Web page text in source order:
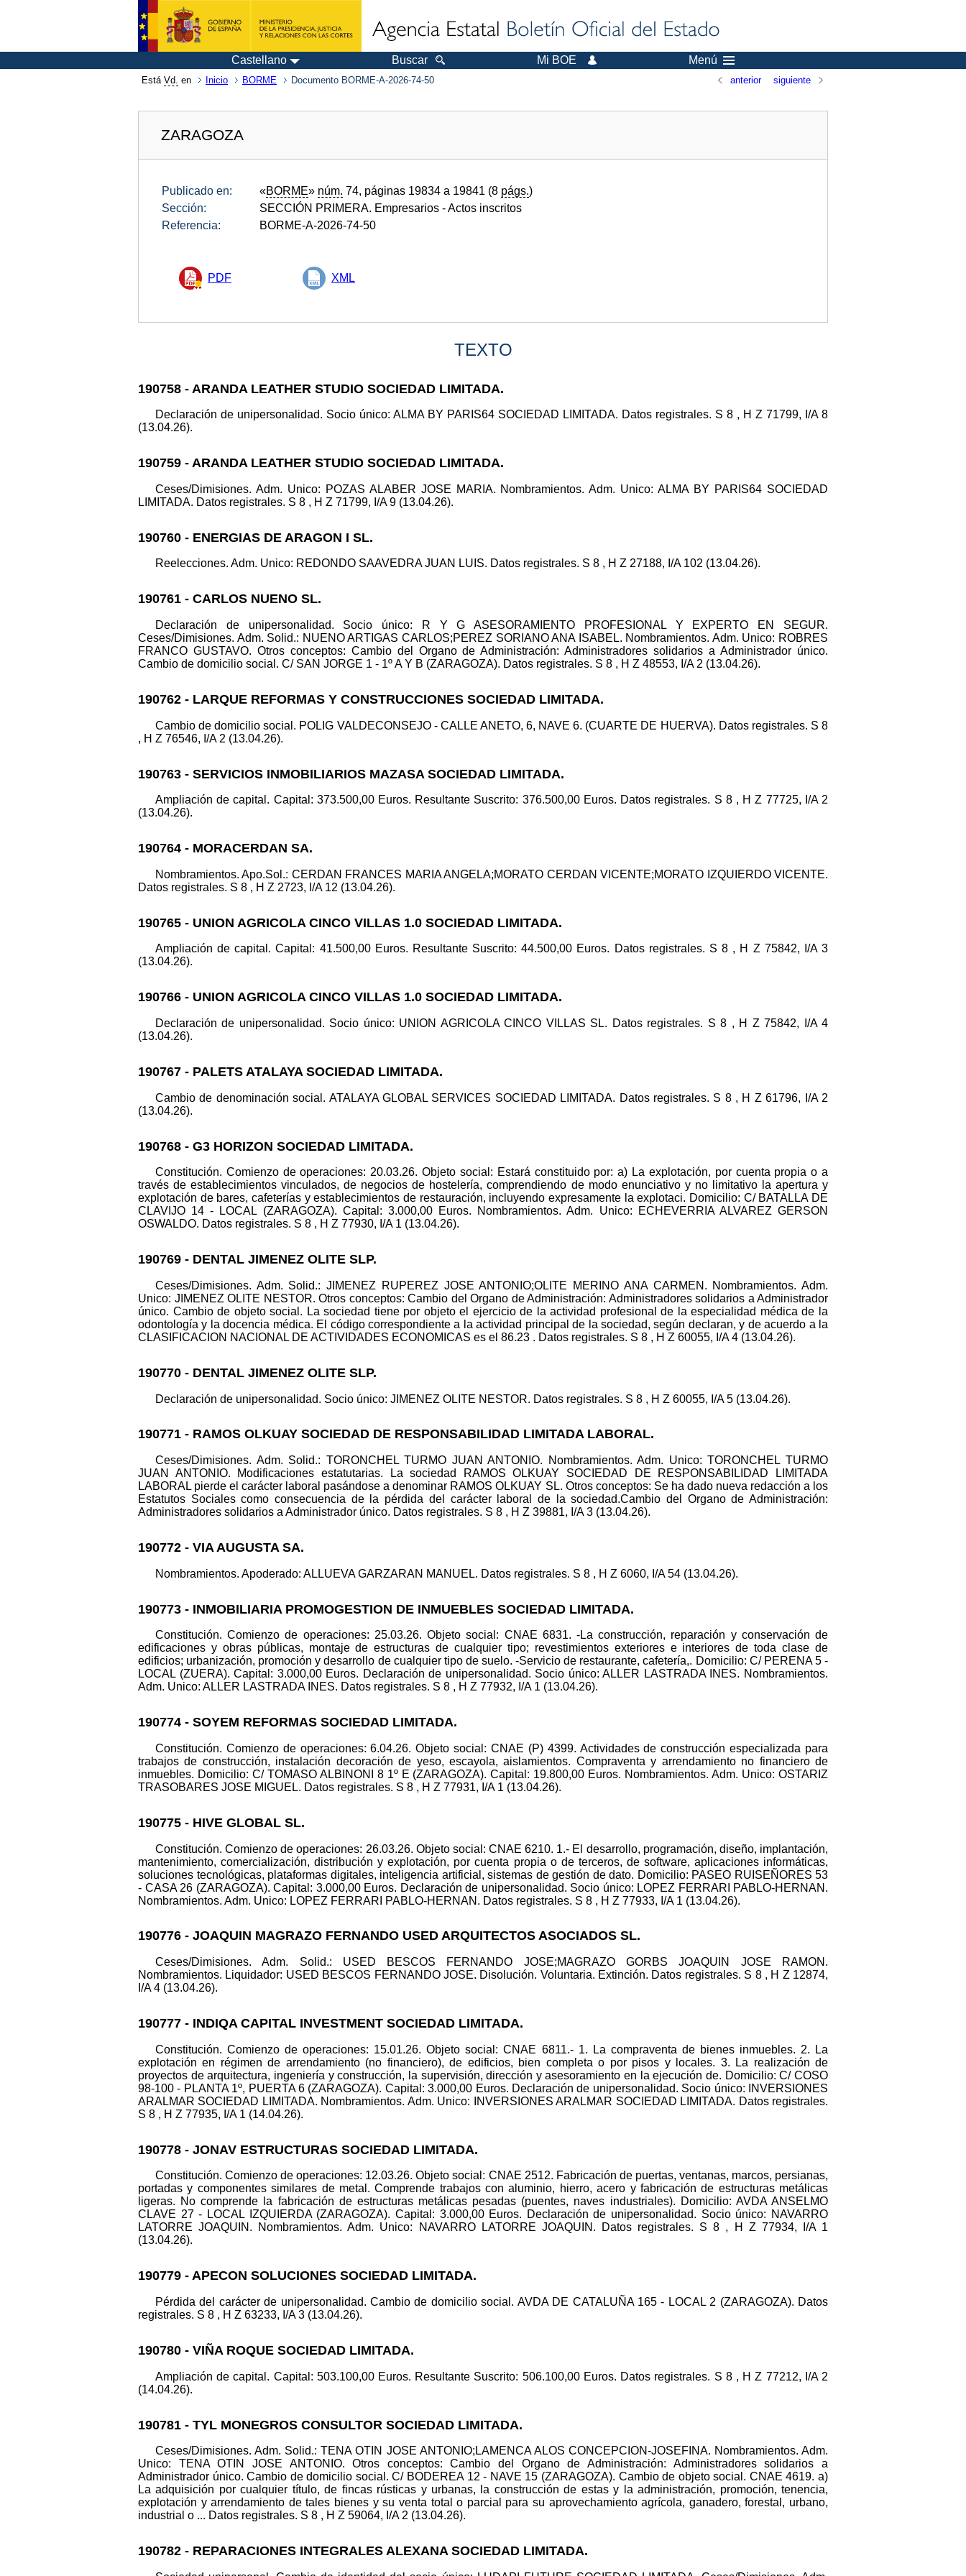
Castellano Buscar Mi BOE Menú
Está Vd. en Inicio BORME Documento BORME-A-2026-74-50 anterior siguiente
ZARAGOZA
Publicado en: «BORME» núm. 74, páginas 19834 a 19841 (8 págs.)
Sección:
SECCIÓN PRIMERA. Empresarios - Actos inscritos
Referencia:
BORME-A-2026-74-50
PDF XML
TEXTO
190758 - ARANDA LEATHER STUDIO SOCIEDAD LIMITADA.
Declaración de unipersonalidad. Socio único: ALMA BY PARIS64 SOCIEDAD LIMITADA. Datos registrales. S 8 , H Z 71799, I/A 8
(13.04.26).
190759 - ARANDA LEATHER STUDIO SOCIEDAD LIMITADA.
Ceses/Dimisiones. Adm. Unico: POZAS ALABER JOSE MARIA. Nombramientos. Adm. Unico: ALMA BY PARIS64 SOCIEDAD
LIMITADA. Datos registrales. S 8 , H Z 71799, I/A 9 (13.04.26).
190760 - ENERGIAS DE ARAGON I SL.
Reelecciones. Adm. Unico: REDONDO SAAVEDRA JUAN LUIS. Datos registrales. S 8 , H Z 27188, I/A 102 (13.04.26).
190761 - CARLOS NUENO SL.
Declaración de unipersonalidad. Socio único: R Y G ASESORAMIENTO PROFESIONAL Y EXPERTO EN SEGUR.
Ceses/Dimisiones. Adm. Solid.: NUENO ARTIGAS CARLOS;PEREZ SORIANO ANA ISABEL. Nombramientos. Adm. Unico: ROBRES
FRANCO GUSTAVO. Otros conceptos: Cambio del Organo de Administración: Administradores solidarios a Administrador único.
Cambio de domicilio social. C/ SAN JORGE 1 - 1º A Y B (ZARAGOZA). Datos registrales. S 8 , H Z 48553, I/A 2 (13.04.26).
190762 - LARQUE REFORMAS Y CONSTRUCCIONES SOCIEDAD LIMITADA.
Cambio de domicilio social. POLIG VALDECONSEJO - CALLE ANETO, 6, NAVE 6. (CUARTE DE HUERVA). Datos registrales. S 8
, H Z 76546, I/A 2 (13.04.26).
190763 - SERVICIOS INMOBILIARIOS MAZASA SOCIEDAD LIMITADA.
Ampliación de capital. Capital: 373.500,00 Euros. Resultante Suscrito: 376.500,00 Euros. Datos registrales. S 8 , H Z 77725, I/A 2
(13.04.26).
190764 - MORACERDAN SA.
Nombramientos. Apo.Sol.: CERDAN FRANCES MARIA ANGELA;MORATO CERDAN VICENTE;MORATO IZQUIERDO VICENTE.
Datos registrales. S 8 , H Z 2723, I/A 12 (13.04.26).
190765 - UNION AGRICOLA CINCO VILLAS 1.0 SOCIEDAD LIMITADA.
Ampliación de capital. Capital: 41.500,00 Euros. Resultante Suscrito: 44.500,00 Euros. Datos registrales. S 8 , H Z 75842, I/A 3
(13.04.26).
190766 - UNION AGRICOLA CINCO VILLAS 1.0 SOCIEDAD LIMITADA.
Declaración de unipersonalidad. Socio único: UNION AGRICOLA CINCO VILLAS SL. Datos registrales. S 8 , H Z 75842, I/A 4
(13.04.26).
190767 - PALETS ATALAYA SOCIEDAD LIMITADA.
Cambio de denominación social. ATALAYA GLOBAL SERVICES SOCIEDAD LIMITADA. Datos registrales. S 8 , H Z 61796, I/A 2
(13.04.26).
190768 - G3 HORIZON SOCIEDAD LIMITADA.
Constitución. Comienzo de operaciones: 20.03.26. Objeto social: Estará constituido por: a) La explotación, por cuenta propia o a
través de establecimientos vinculados, de negocios de hostelería, comprendiendo de modo enunciativo y no limitativo la apertura y
explotación de bares, cafeterías y establecimientos de restauración, incluyendo expresamente la explotaci. Domicilio: C/ BATALLA DE
CLAVIJO 14 - LOCAL (ZARAGOZA). Capital: 3.000,00 Euros. Nombramientos. Adm. Unico: ECHEVERRIA ALVAREZ GERSON
OSWALDO. Datos registrales. S 8 , H Z 77930, I/A 1 (13.04.26).
190769 - DENTAL JIMENEZ OLITE SLP.
Ceses/Dimisiones. Adm. Solid.: JIMENEZ RUPEREZ JOSE ANTONIO;OLITE MERINO ANA CARMEN. Nombramientos. Adm.
Unico: JIMENEZ OLITE NESTOR. Otros conceptos: Cambio del Organo de Administración: Administradores solidarios a Administrador
único. Cambio de objeto social. La sociedad tiene por objeto el ejercicio de la actividad profesional de la especialidad médica de la
odontología y la docencia médica. El código correspondiente a la actividad principal de la sociedad, según declaran, y de acuerdo a la
CLASIFICACION NACIONAL DE ACTIVIDADES ECONOMICAS es el 86.23 . Datos registrales. S 8 , H Z 60055, I/A 4 (13.04.26).
190770 - DENTAL JIMENEZ OLITE SLP.
Declaración de unipersonalidad. Socio único: JIMENEZ OLITE NESTOR. Datos registrales. S 8 , H Z 60055, I/A 5 (13.04.26).
190771 - RAMOS OLKUAY SOCIEDAD DE RESPONSABILIDAD LIMITADA LABORAL.
Ceses/Dimisiones. Adm. Solid.: TORONCHEL TURMO JUAN ANTONIO. Nombramientos. Adm. Unico: TORONCHEL TURMO
JUAN ANTONIO. Modificaciones estatutarias. La sociedad RAMOS OLKUAY SOCIEDAD DE RESPONSABILIDAD LIMITADA
LABORAL pierde el carácter laboral pasándose a denominar RAMOS OLKUAY SL. Otros conceptos: Se ha dado nueva redacción a los
Estatutos Sociales como consecuencia de la pérdida del carácter laboral de la sociedad.Cambio del Organo de Administración:
Administradores solidarios a Administrador único. Datos registrales. S 8 , H Z 39881, I/A 3 (13.04.26).
190772 - VIA AUGUSTA SA.
Nombramientos. Apoderado: ALLUEVA GARZARAN MANUEL. Datos registrales. S 8 , H Z 6060, I/A 54 (13.04.26).
190773 - INMOBILIARIA PROMOGESTION DE INMUEBLES SOCIEDAD LIMITADA.
Constitución. Comienzo de operaciones: 25.03.26. Objeto social: CNAE 6831. -La construcción, reparación y conservación de
edificaciones y obras públicas, montaje de estructuras de cualquier tipo; revestimientos exteriores e interiores de toda clase de
edificios; urbanización, promoción y desarrollo de cualquier tipo de suelo. -Servicio de restaurante, cafetería,. Domicilio: C/ PERENA 5 -
LOCAL (ZUERA). Capital: 3.000,00 Euros. Declaración de unipersonalidad. Socio único: ALLER LASTRADA INES. Nombramientos.
Adm. Unico: ALLER LASTRADA INES. Datos registrales. S 8 , H Z 77932, I/A 1 (13.04.26).
190774 - SOYEM REFORMAS SOCIEDAD LIMITADA.
Constitución. Comienzo de operaciones: 6.04.26. Objeto social: CNAE (P) 4399. Actividades de construcción especializada para
trabajos de construcción, instalación decoración de yeso, escayola, aislamientos. Compraventa y arrendamiento no financiero de
inmuebles. Domicilio: C/ TOMASO ALBINONI 8 1º E (ZARAGOZA). Capital: 19.800,00 Euros. Nombramientos. Adm. Unico: OSTARIZ
TRASOBARES JOSE MIGUEL. Datos registrales. S 8 , H Z 77931, I/A 1 (13.04.26).
190775 - HIVE GLOBAL SL.
Constitución. Comienzo de operaciones: 26.03.26. Objeto social: CNAE 6210. 1.- El desarrollo, programación, diseño, implantación,
mantenimiento, comercialización, distribución y explotación, por cuenta propia o de terceros, de software, aplicaciones informáticas,
soluciones tecnológicas, plataformas digitales, inteligencia artificial, sistemas de gestión de dato. Domicilio: PASEO RUISEÑORES 53
- CASA 26 (ZARAGOZA). Capital: 3.000,00 Euros. Declaración de unipersonalidad. Socio único: LOPEZ FERRARI PABLO-HERNAN.
Nombramientos. Adm. Unico: LOPEZ FERRARI PABLO-HERNAN. Datos registrales. S 8 , H Z 77933, I/A 1 (13.04.26).
190776 - JOAQUIN MAGRAZO FERNANDO USED ARQUITECTOS ASOCIADOS SL.
Ceses/Dimisiones. Adm. Solid.: USED BESCOS FERNANDO JOSE;MAGRAZO GORBS JOAQUIN JOSE RAMON.
Nombramientos. Liquidador: USED BESCOS FERNANDO JOSE. Disolución. Voluntaria. Extinción. Datos registrales. S 8 , H Z 12874,
I/A 4 (13.04.26).
190777 - INDIQA CAPITAL INVESTMENT SOCIEDAD LIMITADA.
Constitución. Comienzo de operaciones: 15.01.26. Objeto social: CNAE 6811.- 1. La compraventa de bienes inmuebles. 2. La
explotación en régimen de arrendamiento (no financiero), de edificios, bien completa o por pisos y locales. 3. La realización de
proyectos de arquitectura, ingeniería y construcción, la supervisión, dirección y asesoramiento en la ejecución de. Domicilio: C/ COSO
98-100 - PLANTA 1º, PUERTA 6 (ZARAGOZA). Capital: 3.000,00 Euros. Declaración de unipersonalidad. Socio único: INVERSIONES
ARALMAR SOCIEDAD LIMITADA. Nombramientos. Adm. Unico: INVERSIONES ARALMAR SOCIEDAD LIMITADA. Datos registrales.
S 8 , H Z 77935, I/A 1 (14.04.26).
190778 - JONAV ESTRUCTURAS SOCIEDAD LIMITADA.
Constitución. Comienzo de operaciones: 12.03.26. Objeto social: CNAE 2512. Fabricación de puertas, ventanas, marcos, persianas,
portadas y componentes similares de metal. Comprende trabajos con aluminio, hierro, acero y fabricación de estructuras metálicas
ligeras. No comprende la fabricación de estructuras metálicas pesadas (puentes, naves industriales). Domicilio: AVDA ANSELMO
CLAVE 27 - LOCAL IZQUIERDA (ZARAGOZA). Capital: 3.000,00 Euros. Declaración de unipersonalidad. Socio único: NAVARRO
LATORRE JOAQUIN. Nombramientos. Adm. Unico: NAVARRO LATORRE JOAQUIN. Datos registrales. S 8 , H Z 77934, I/A 1
(13.04.26).
190779 - APECON SOLUCIONES SOCIEDAD LIMITADA.
Pérdida del carácter de unipersonalidad. Cambio de domicilio social. AVDA DE CATALUÑA 165 - LOCAL 2 (ZARAGOZA). Datos
registrales. S 8 , H Z 63233, I/A 3 (13.04.26).
190780 - VIÑA ROQUE SOCIEDAD LIMITADA.
Ampliación de capital. Capital: 503.100,00 Euros. Resultante Suscrito: 506.100,00 Euros. Datos registrales. S 8 , H Z 77212, I/A 2
(14.04.26).
190781 - TYL MONEGROS CONSULTOR SOCIEDAD LIMITADA.
Ceses/Dimisiones. Adm. Solid.: TENA OTIN JOSE ANTONIO;LAMENCA ALOS CONCEPCION-JOSEFINA. Nombramientos. Adm.
Unico: TENA OTIN JOSE ANTONIO. Otros conceptos: Cambio del Organo de Administración: Administradores solidarios a
Administrador único. Cambio de domicilio social. C/ BODEREA 12 - NAVE 15 (ZARAGOZA). Cambio de objeto social. CNAE 4619. a)
La adquisición por cualquier título, de fincas rústicas y urbanas, la construcción de estas y la administración, promoción, tenencia,
explotación y arrendamiento de tales bienes y su venta total o parcial para su aprovechamiento agrícola, ganadero, forestal, urbano,
industrial o ... Datos registrales. S 8 , H Z 59064, I/A 2 (13.04.26).
190782 - REPARACIONES INTEGRALES ALEXANA SOCIEDAD LIMITADA.